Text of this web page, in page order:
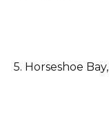
5. Horseshoe